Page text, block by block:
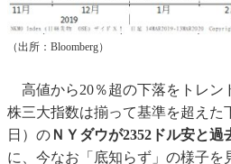
（出所：Bloomberg）
高値から20％超の下落をトレン
株三大指数は揃って基準を超えた
日）の ＮＹダウが2352ドル安と
に、今なお「底知らず」の様子を